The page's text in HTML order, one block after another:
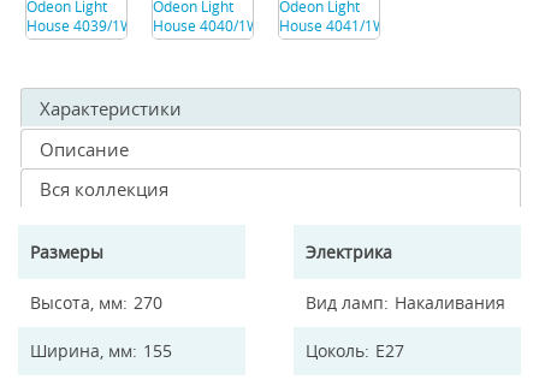
Характеристики
Описание
Вся коллекция
Размеры
Высота, мм 270
Ширина, мм 155
Электрика
Вид ламп Накаливания
Цоколь E27